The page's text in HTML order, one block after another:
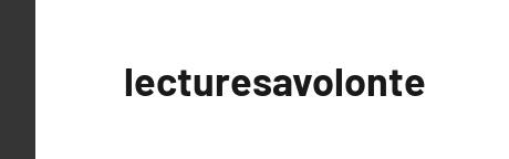
lecturesavolonte